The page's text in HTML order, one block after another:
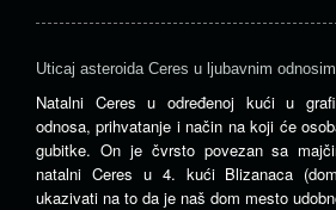
Uticaj asteroida Ceres u ljubavnim
Natalni Ceres u određenoj kući u
odnosa, prihvatanje i način na koji će
gubitke. On je čvrsto povezan sa
natalni Ceres u 4. kući Blizanaca
ukazivati na to da je naš dom mesto